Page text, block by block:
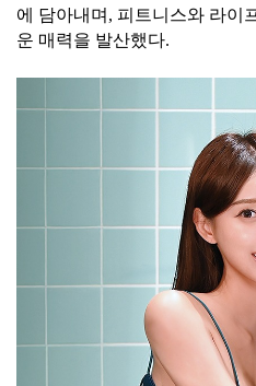
에 담아내며, 피트니스와 라이
운 매력을 발산했다.